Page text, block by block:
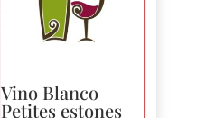
Vino Blanco
Petites estones